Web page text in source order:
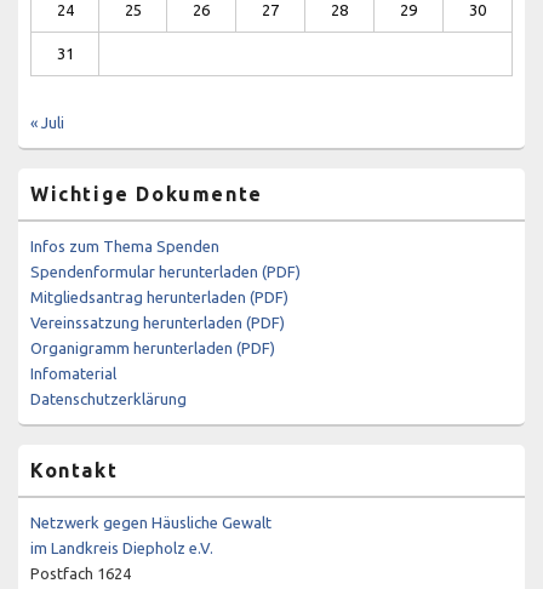
24 25 26 27 28 29 30
31
« Juli
Wichtige Dokumente
Infos zum Thema Spenden
Spendenformular herunterladen (PDF)
Mitgliedsantrag herunterladen (PDF)
Vereinssatzung herunterladen (PDF)
Organigramm herunterladen (PDF)
Infomaterial
Datenschutzerklärung
Kontakt
Netzwerk gegen Häusliche Gewalt
im Landkreis Diepholz e.V.
Postfach 1624